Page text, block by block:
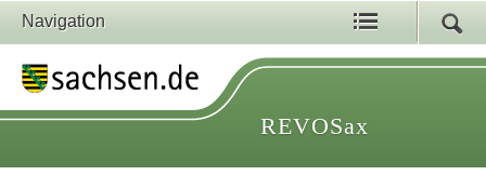
Navigation
REVOSax